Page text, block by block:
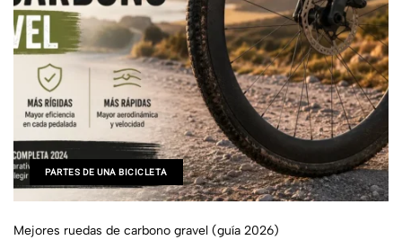
PARTES DE UNA BICICLETA
Mejores ruedas de carbono gravel (guía 2026)